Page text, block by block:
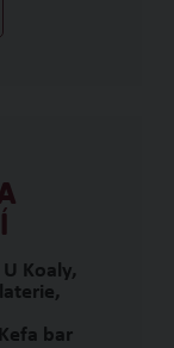
Koaly,
bar